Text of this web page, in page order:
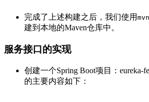
完成了上述构建之后，我们使用
建到本地的Maven仓库中。
服务接口的实现
创建一个Spring Boot项目：eureka-
的主要内容如下：